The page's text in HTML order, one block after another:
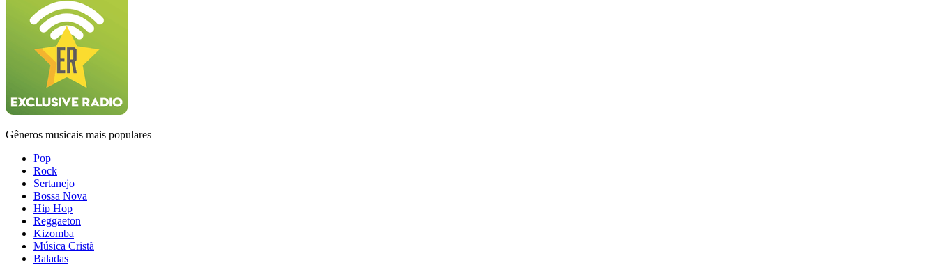
Gêneros musicais mais populares
Pop
Rock
Sertanejo
Bossa Nova
Hip Hop
Reggaeton
Kizomba
Música Cristã
Baladas